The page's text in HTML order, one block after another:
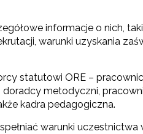
informacje o nich,
warunki uzyskania
statutowi ORE –
metodyczni,
kadra pedagogiczna.
warunki uczestnictwa